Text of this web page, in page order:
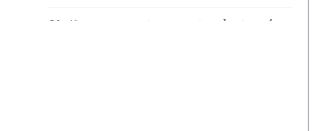
21 giờ
Bong bóng AI có thể kéo vốn